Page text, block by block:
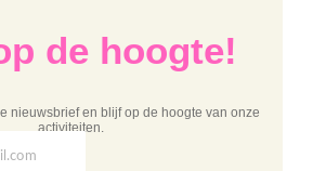
de hoogte!
nieuwsbrief en blijf op de hoogte van onze
activiteiten.